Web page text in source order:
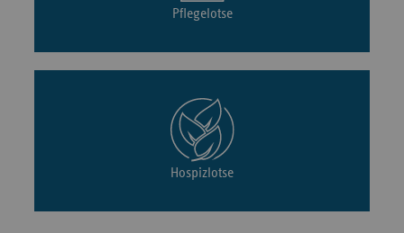
Pflegelotse
Hospizlotse